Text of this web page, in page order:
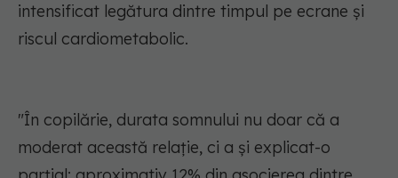
intensificat legătura dintre timpul pe ecrane și
riscul cardiometabolic.
"În copilărie, durata somnului nu doar că a
moderat această relație, ci a și explicat-o